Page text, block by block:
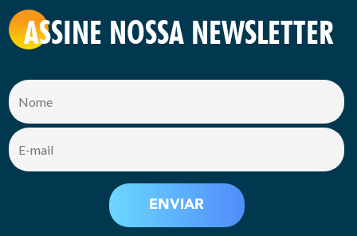
ASSINE NOSSA NEWSLETTER